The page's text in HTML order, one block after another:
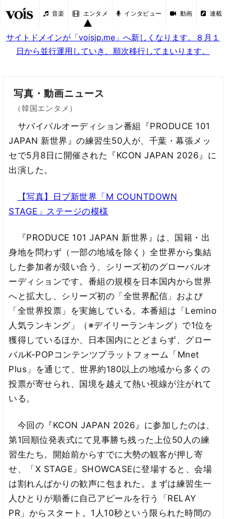
音楽 エンタメ インタビュー 動画 連載
サイトドメインが「voisjp.me」へ新しくなります。８月１
日から並行運用していき、順次移行してまいります。
写真・動画ニュース
（韓国エンタメ）
サバイバルオーディション番組『PRODUCE 101
JAPAN 新世界』の練習生50人が、千葉・幕張メッ
セで5月8日に開催された『KCON JAPAN 2026』に
出演した。
【写真】日プ新世界「M COUNTDOWN
STAGE」ステージの模様
『PRODUCE 101 JAPAN 新世界』は、国籍・出
身地を問わず（一部の地域を除く）全世界から集結
した参加者が競い合う、シリーズ初のグローバルオ
ーディションです。番組の規模を日本国内から世界
へと拡大し、シリーズ初の「全世界配信」および
「全世界投票」を実施している。本番組は「Lemino
人気ランキング」（※デイリーランキング）で1位を
獲得しているほか、日本国内にとどまらず、グロー
バルK-POPコンテンツプラットフォーム「Mnet
Plus」を通じて、世界約180以上の地域から多くの
投票が寄せられ、国境を越えて熱い視線が注がれて
いる。
今回の『KCON JAPAN 2026』に参加したのは、
第1回順位発表式にて見事勝ち残った上位50人の練
習生たち。開始前からすでに大勢の観客が押し寄
せ、「X STAGE」SHOWCASEに登場すると、会場
は割れんばかりの歓声に包まれた。まずは練習生一
人ひとりが順番に自己アピールを行う「RELAY
PR」からスタート。1人10秒という限られた時間の